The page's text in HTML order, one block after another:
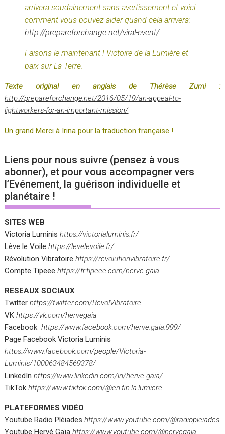
arrivera soudainement sans avertissement et voici
comment vous pouvez aider quand cela arrivera:
http://prepareforchange.net/viral-event/
Faisons-le maintenant ! Victoire de la Lumière et
paix sur La Terre.
Texte original en anglais de Thérèse Zumi:
http://prepareforchange.net/2016/05/19/an-appeal-to-
lightworkers-for-an-important-mission/
Un grand Merci à Irina pour la traduction française !
Liens pour nous suivre (pensez à vous
abonner), et pour vous accompagner vers
l’Evénement, la guérison individuelle et
planétaire !
SITES WEB
Victoria Luminishttps://victorialuminis.fr/
Lève le Voilehttps://levelevoile.fr/
Révolution Vibratoirehttps://revolutionvibratoire.fr/
Compte Tipeeehttps://fr.tipeee.com/herve-gaia
RESEAUX SOCIAUX
Twitterhttps://twitter.com/RevolVibratoire
VKhttps://vk.com/hervegaia
Facebookhttps://www.facebook.com/herve.gaia.999/
Page Facebook Victoria Luminis
https://www.facebook.com/people/Victoria-
Luminis/100063484569378/
LinkedInhttps://www.linkedin.com/in/herve-gaia/
TikTokhttps://www.tiktok.com/@en.fin.la.lumiere
PLATEFORMES VIDÉO
Youtube Radio Pléiadeshttps://www.youtube.com/@radiopleiades
Youtube Hervé Gaïahttps://www.youtube.com/@hervegaia